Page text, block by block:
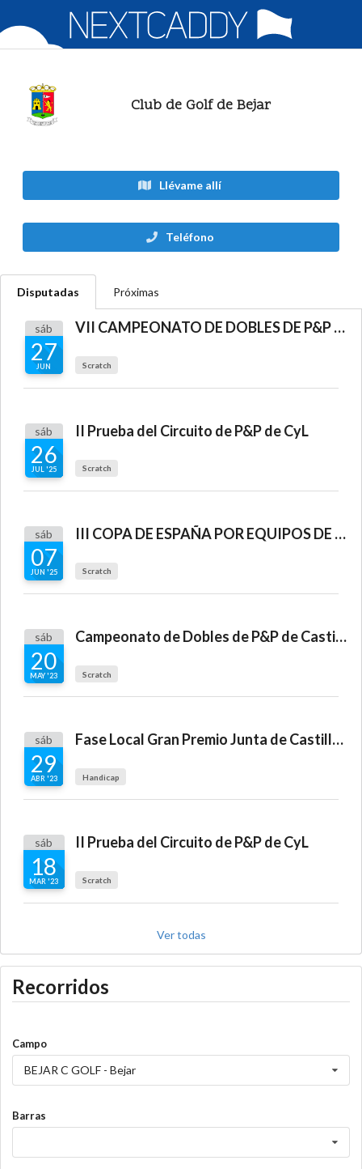
Club de Golf de Bejar
Llévame allí
Teléfono
Disputadas Próximas
sáb
27
JUN
VII CAMPEONATO DE DOBLES DE P&P DE CyL 2026
Scratch
sáb
26
JUL '25
II Prueba del Circuito de P&P de CyL
Scratch
sáb
07
JUN '25
III COPA DE ESPAÑA POR EQUIPOS DE CAMPOS RUSTICOS 2025
Scratch
sáb
20
MAY '23
Campeonato de Dobles de P&P de Castilla y León
Scratch
sáb
29
ABR '23
Fase Local Gran Premio Junta de Castilla y León
Handicap
sáb
18
MAR '23
II Prueba del Circuito de P&P de CyL
Scratch
Ver todas
Recorridos
Campo
BEJAR C GOLF - Bejar
Barras